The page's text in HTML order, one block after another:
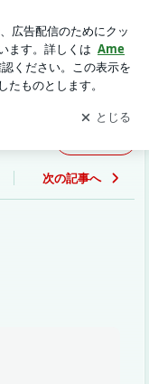
を受け取りまし
開く
次の記事へ